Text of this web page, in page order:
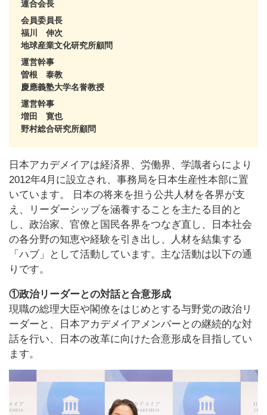
連合会長
会員委員長
福川 伸次
地球産業文化研究所顧問
運営幹事
曽根 泰教
慶應義塾大学名誉教授
運営幹事
増田 寛也
野村総合研究所顧問
日本アカデメイアは経済界、労働界、学識者らにより
2012年4月に設立され、事務局を日本生産性本部に置
いています。 日本の将来を担う公共人材を各界が支
え、リーダーシップを涵養することを主たる目的と
し、政治家、官僚と国民各界をつなぎ直し、日本社会
の各分野の知恵や経験を引き出し、人材を結集する
「ハブ」として活動しています。主な活動は以下の通
りです。
①政治リーダーとの対話と合意形成
現職の総理大臣や閣僚をはじめとする与野党の政治リ
ーダーと、日本アカデメイアメンバーとの継続的な対
話を行い、日本の改革に向けた合意形成を目指してい
ます。